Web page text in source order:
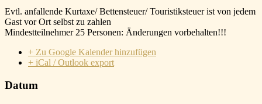
Evtl. anfallende Kurtaxe/ Bettensteuer/ Touristiksteuer ist von jedem
Gast vor Ort selbst zu zahlen
Mindestteilnehmer 25 Personen: Änderungen vorbehalten!!!
+ Zu Google Kalender hinzufügen
+ iCal / Outlook export
Datum